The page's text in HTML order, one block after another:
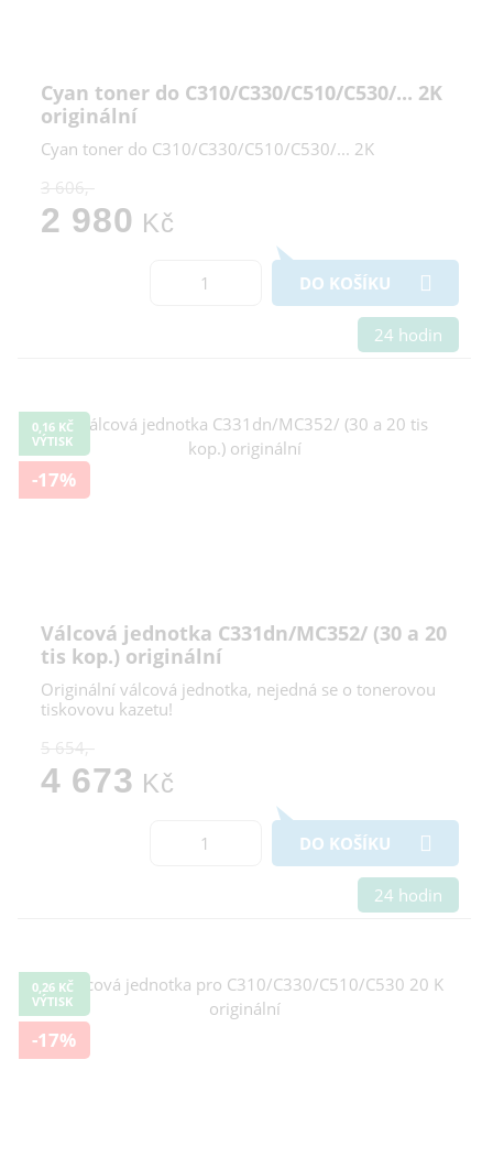
Cyan toner do C310/C330/C510/C530/... 2K
originální
Cyan toner do C310/C330/C510/C530/... 2K
3 606,-
2 980 Kč
DO KOŠÍKU
24 hodin
0,16 KČ
VÝTISK
-17%
Válcová jednotka C331dn/MC352/ (30 a 20
tis kop.) originální
Originální válcová jednotka, nejedná se o tonerovou
tiskovovu kazetu!
5 654,-
4 673 Kč
DO KOŠÍKU
24 hodin
0,26 KČ
VÝTISK
-17%